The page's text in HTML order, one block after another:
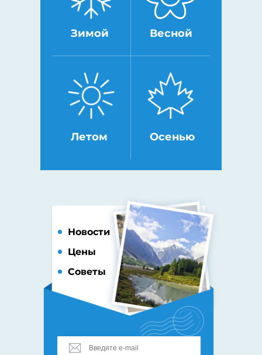
Зимой Весной
Летом Осенью
Новости
Цены
Советы